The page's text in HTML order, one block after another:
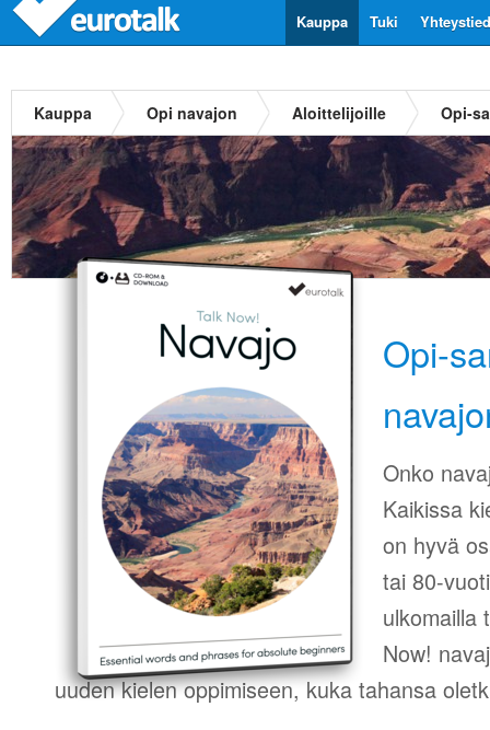
Tuki
Kauppa
Kauppa Opi navajon Aloittelijoille Opi-
Opi-
Onko
Kaikissa
on hyvä
tai 80-
ulkomailla
Now!
uuden kielen oppimiseen, kuka tahansa